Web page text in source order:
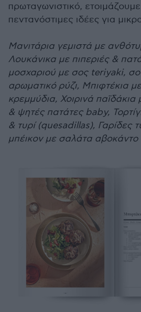
πρωταγωνιστικό,
πεντανόστιμες ιδέες για
Μανιτάρια γεμιστά με
Λουκάνικα με πιπεριές &
μοσχαριού με σος teriyaki,
αρωματικό ρύζι, Μπιφτέκια
κρεμμύδια, Χοιρινά
& ψητές πατάτες baby,
& τυρί (quesadillas), Γαρίδες
μπέικον με σαλάτα αβοκάντο